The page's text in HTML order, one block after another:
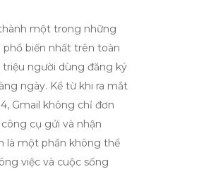
một trong những
phổ biến nhất trên toàn
triệu người dùng đăng ký
ngày. Kể từ khi ra mắt
Gmail không chỉ đơn
cụ gửi và nhận
là một phần không thể
việc và cuộc sống